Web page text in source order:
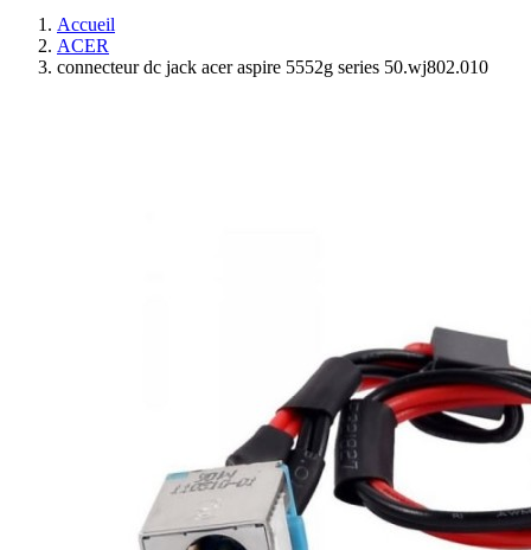
Accueil
ACER
connecteur dc jack acer aspire 5552g series 50.wj802.010